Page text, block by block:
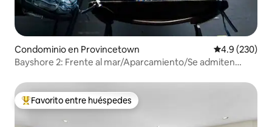
Condominio en Provincetown Calificación
4.9 (230)
Bayshore 2: Frente al mar/Aparcamiento/Se admiten
De los mejores en Favorito entre huéspedes
Favorito entre huéspedes